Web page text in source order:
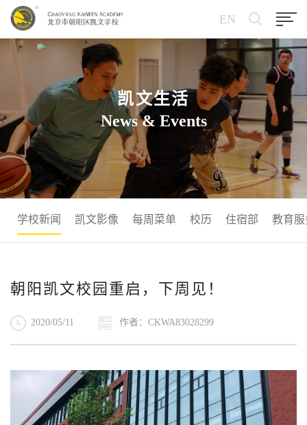
EN
凯文生活
News & Events
学校新闻 凯文影像 每周菜单 校历 住宿部 教育服
朝阳凯文校园重启，下周见！
2020/05/11 作者：CKWA83028299